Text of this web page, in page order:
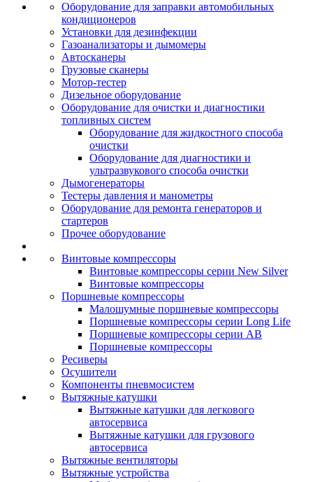
Оборудование для заправки автомобильных
кондиционеров
Установки для дезинфекции
Газоанализаторы и дымомеры
Автосканеры
Грузовые сканеры
Мотор-тестер
Дизельное оборудование
Оборудование для очистки и диагностики
топливных систем
Оборудование для жидкостного способа
очистки
Оборудование для диагностики и
ультразвукового способа очистки
Дымогенераторы
Тестеры давления и манометры
Оборудование для ремонта генераторов и
стартеров
Прочее оборудование
Винтовые компрессоры
Винтовые компрессоры серии New Silver
Винтовые компрессоры
Поршневые компрессоры
Малошумные поршневые компрессоры
Поршневые компрессоры серии Long Life
Поршневые компрессоры серии AB
Поршневые компрессоры
Ресиверы
Осушители
Компоненты пневмосистем
Вытяжные катушки
Вытяжные катушки для легкового
автосервиса
Вытяжные катушки для грузового
автосервиса
Вытяжные вентиляторы
Вытяжные устройства